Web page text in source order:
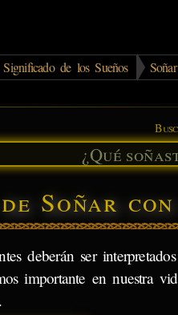
Significado de los Sueños
Soñar
deberán ser
importante en nuestra